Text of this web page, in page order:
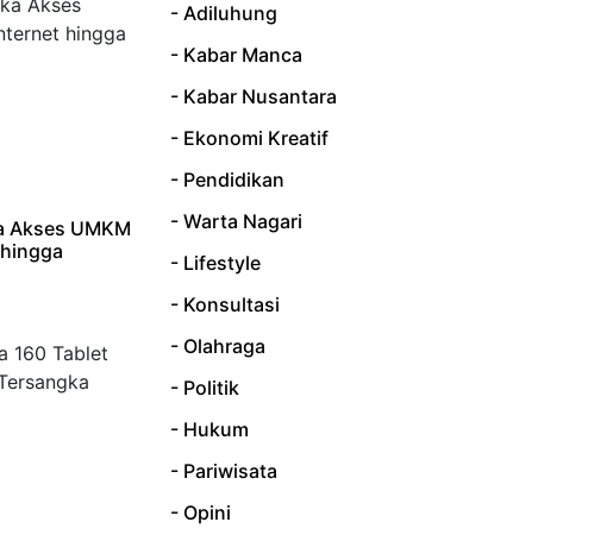
Akses UMKM
- Adiluhung
- Kabar Manca
- Kabar Nusantara
- Ekonomi Kreatif
- Pendidikan
- Warta Nagari
- Lifestyle
- Konsultasi
- Olahraga
- Politik
- Hukum
- Pariwisata
- Opini